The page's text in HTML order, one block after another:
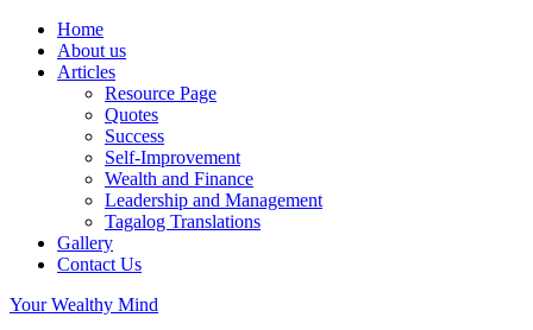
Home
About us
Articles
Resource Page
Quotes
Success
Self-Improvement
Wealth and Finance
Leadership and Management
Tagalog Translations
Gallery
Contact Us
Your Wealthy Mind